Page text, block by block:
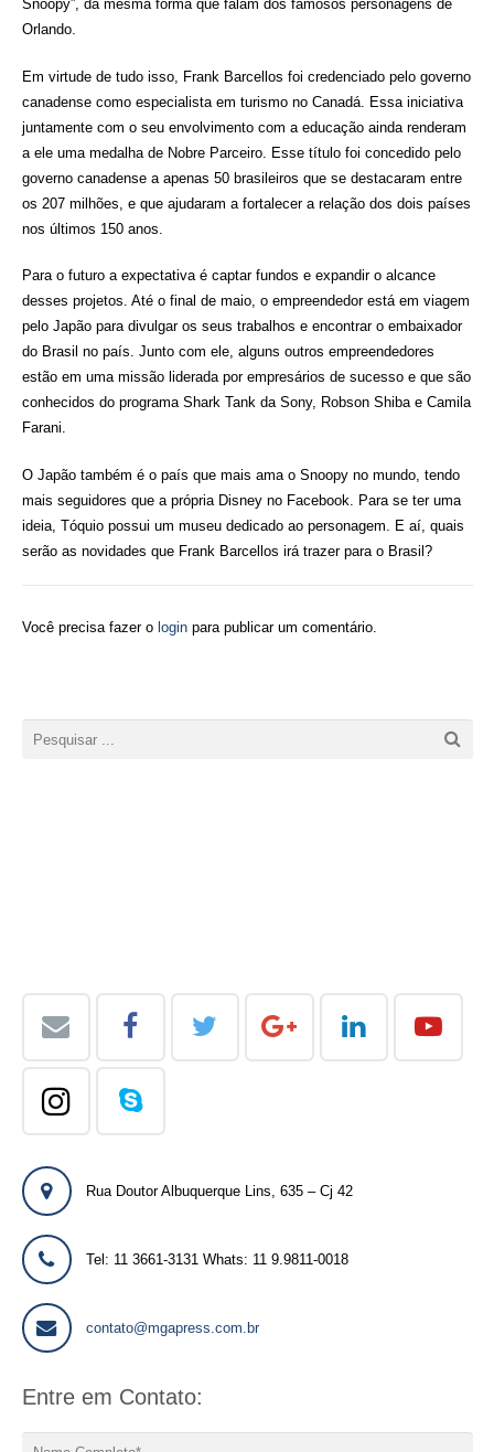
Snoopy”, da mesma forma que falam dos famosos personagens de
Orlando.
Em virtude de tudo isso, Frank Barcellos foi credenciado pelo governo
canadense como especialista em turismo no Canadá. Essa iniciativa
juntamente com o seu envolvimento com a educação ainda renderam
a ele uma medalha de Nobre Parceiro. Esse título foi concedido pelo
governo canadense a apenas 50 brasileiros que se destacaram entre
os 207 milhões, e que ajudaram a fortalecer a relação dos dois países
nos últimos 150 anos.
Para o futuro a expectativa é captar fundos e expandir o alcance
desses projetos. Até o final de maio, o empreendedor está em viagem
pelo Japão para divulgar os seus trabalhos e encontrar o embaixador
do Brasil no país. Junto com ele, alguns outros empreendedores
estão em uma missão liderada por empresários de sucesso e que são
conhecidos do programa Shark Tank da Sony, Robson Shiba e Camila
Farani.
O Japão também é o país que mais ama o Snoopy no mundo, tendo
mais seguidores que a própria Disney no Facebook. Para se ter uma
ideia, Tóquio possui um museu dedicado ao personagem. E aí, quais
serão as novidades que Frank Barcellos irá trazer para o Brasil?
Você precisa fazer o loginpara publicar um comentário.
Rua Doutor Albuquerque Lins, 635 – Cj 42
Tel: 11 3661-3131 Whats: 11 9.9811-0018
contato@mgapress.com.br
Entre em Contato: